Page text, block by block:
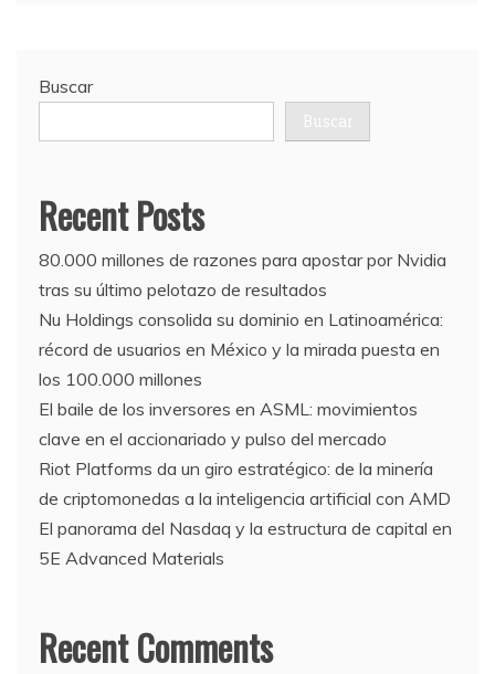
Buscar
Buscar
Recent Posts
80.000 millones de razones para apostar por Nvidia
tras su último pelotazo de resultados
Nu Holdings consolida su dominio en Latinoamérica:
récord de usuarios en México y la mirada puesta en
los 100.000 millones
El baile de los inversores en ASML: movimientos
clave en el accionariado y pulso del mercado
Riot Platforms da un giro estratégico: de la minería
de criptomonedas a la inteligencia artificial con AMD
El panorama del Nasdaq y la estructura de capital en
5E Advanced Materials
Recent Comments